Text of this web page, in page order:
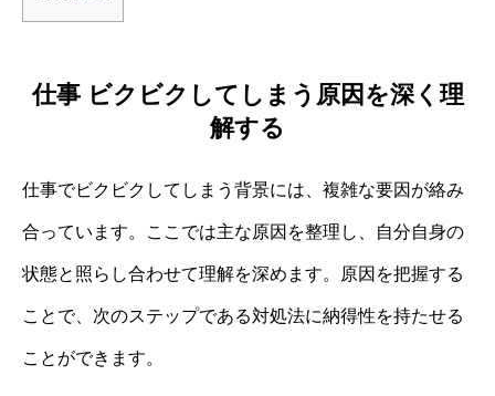
仕事 ビクビクしてしまう原因を深く理
解する
仕事でビクビクしてしまう背景には、複雑な要因が絡み
合っています。ここでは主な原因を整理し、自分自身の
状態と照らし合わせて理解を深めます。原因を把握する
ことで、次のステップである対処法に納得性を持たせる
ことができます。